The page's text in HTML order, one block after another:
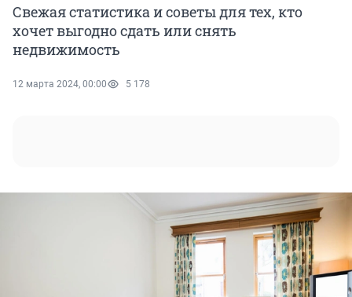
Свежая статистика и советы для тех, кто
хочет выгодно сдать или снять
недвижимость
12 марта 2024, 00:00 5 178